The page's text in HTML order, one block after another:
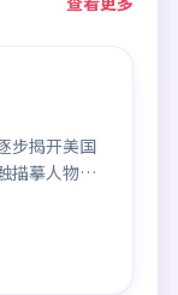
99:10
步揭开美国
描摹人物挣